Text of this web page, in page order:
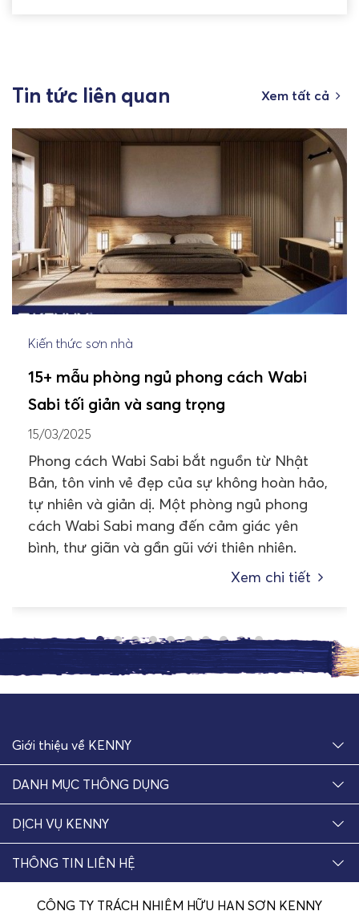
Tin tức liên quan Xem tất cả
Kiến thức sơn nhà
15+ mẫu phòng ngủ phong cách Wabi
Sabi tối giản và sang trọng
15/03/2025
Phong cách Wabi Sabi bắt nguồn từ Nhật
Bản, tôn vinh vẻ đẹp của sự không hoàn hảo,
tự nhiên và giản dị. Một phòng ngủ phong
cách Wabi Sabi mang đến cảm giác yên
bình, thư giãn và gần gũi với thiên nhiên.
Xem chi tiết
Giới thiệu về KENNY
DANH MỤC THÔNG DỤNG
DỊCH VỤ KENNY
THÔNG TIN LIÊN HỆ
CÔNG TY TRÁCH NHIỆM HỮU HẠN SƠN KENNY